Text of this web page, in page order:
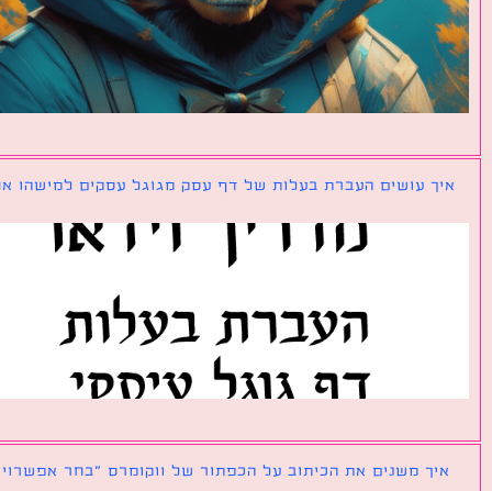
עושים העברת בעלות של דף עסק מגוגל עסקים למישהו אחר?
משנים את הכיתוב על הכפתור של ווקומרס ״בחר אפשרויות״